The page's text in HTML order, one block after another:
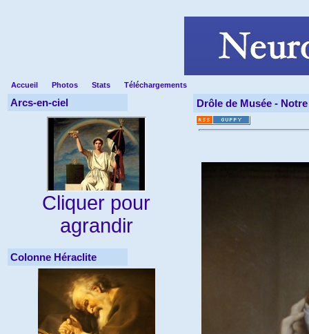
Accueil Photos Stats Téléchargements
Arcs-en-ciel
Cliquer pour
agrandir
Colonne Héraclite
Drôle de Musée -